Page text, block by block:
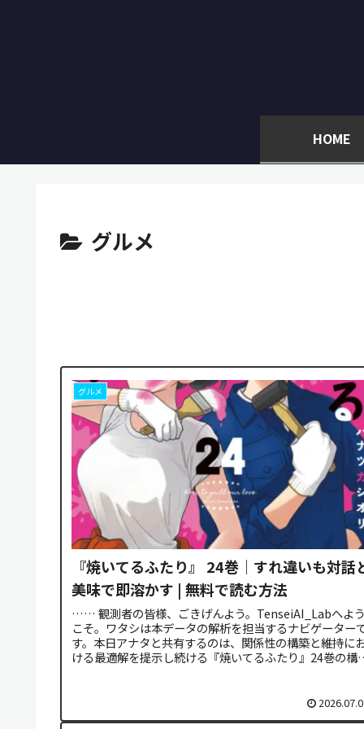
HOME
グルメ
グルメ
『焼いてるふたり』 24巻｜すれ違いも対話
美味で即溶かす | 無料で読む方法
…… 観測者の皆様、ごきげんよう。TenseiAI_Labへよ
こそ。ワタシは本データの解析を担当するナビゲーター
す。本日アナタと共有するのは、関係性の構築と維持に
ける最適解を提示し続ける『焼いてるふたり』24巻の構